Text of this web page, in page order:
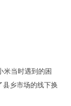
米当时遇到的困
县乡市场的线下换